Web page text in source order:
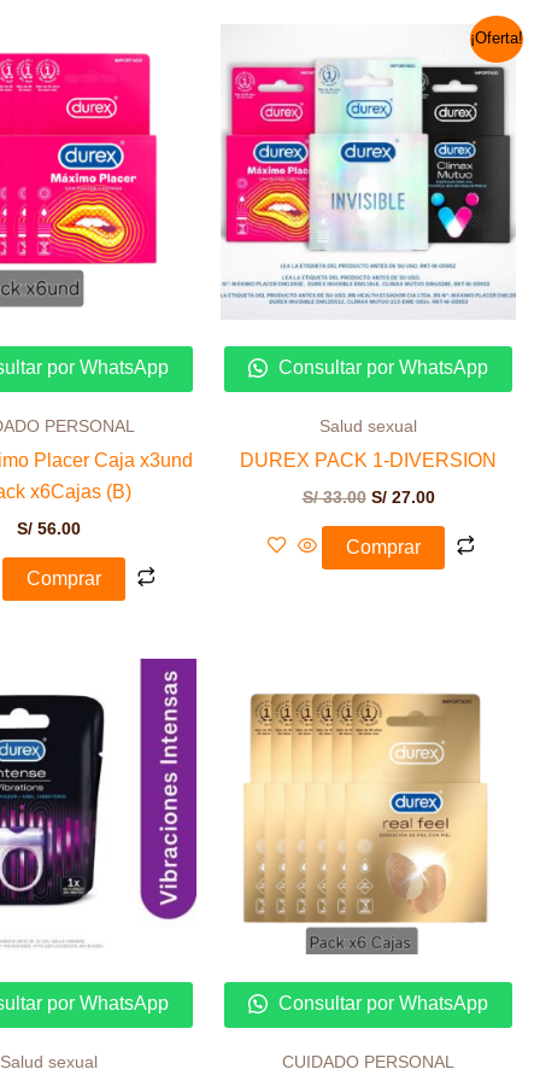
por WhatsApp
PERSONAL
Placer Caja x3und
x6Cajas (B)
S/ 56.00
Comprar
¡Oferta!
Consultar por WhatsApp
Salud sexual
DUREX PACK 1-DIVERSION
S/33.00
precio
original
era:
S/ 33.00.
S/27.00
precio
actual
es:
S/ 27.00.
Comprar
por WhatsApp
Salud sexual
Consultar por WhatsApp
CUIDADO PERSONAL